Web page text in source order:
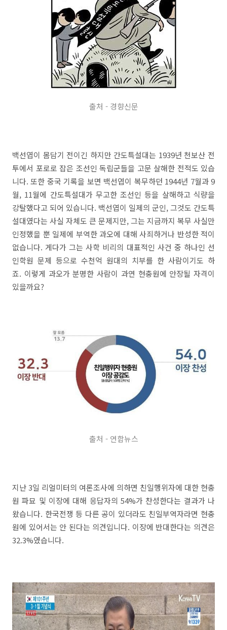
출처 - 경향신문
백선엽이 몸담기 전이긴 하지만 간도특설대는 1939년 천보산 전
투에서 포로로 잡은 조선인 독립군들을 고문 살해한 전적도 있습
니다. 또한 중국 기록을 보면 백선엽이 복무하던 1944년 7월과 9
월, 11월에 간도특설대가 무고한 조선인 등을 살해하고 식량을
강탈했다고 되어 있습니다. 백선엽이 일제의 군인, 그것도 간도특
설대였다는 사실 자체도 큰 문제지만, 그는 지금까지 복무 사실만
인정했을 뿐 일제에 부역한 과오에 대해 사죄하거나 반성한 적이
없습니다. 게다가 그는 사학 비리의 대표적인 사건 중 하나인 선
인학원 문제 등으로 수천억 원대의 치부를 한 사람이기도 하
죠. 이렇게 과오가 분명한 사람이 과연 현충원에 안장될 자격이
있을까요?
출처 - 연합뉴스
지난 3일 리얼미터의 여론조사에 의하면 친일행위자에 대한 현충
원 파묘 및 이장에 대해 응답자의 54%가 찬성한다는 결과가 나
왔습니다. 한국전쟁 등 다른 공이 있더라도 친일부역자라면 현충
원에 있어서는 안 된다는 의견입니다. 이장에 반대한다는 의견은
32.3%였습니다.